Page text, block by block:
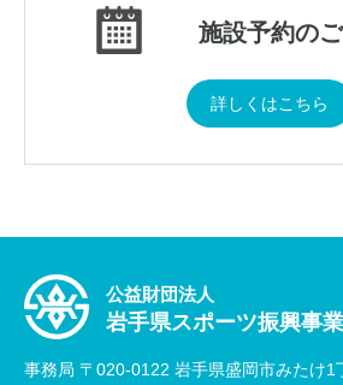
施設予約の
詳しくはこちら
公益財団法人
岩手県スポーツ振興事
事務局 〒020-0122 岩手県盛岡市みたけ1